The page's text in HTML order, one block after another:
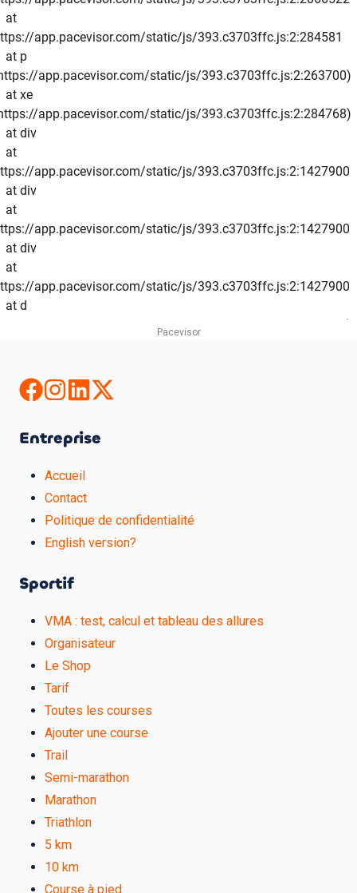
Pacevisor
Entreprise
Accueil
Contact
Politique de confidentialité
English version?
Sportif
VMA : test, calcul et tableau des allures
Organisateur
Le Shop
Tarif
Toutes les courses
Ajouter une course
Trail
Semi-marathon
Marathon
Triathlon
5 km
10 km
Course à pied